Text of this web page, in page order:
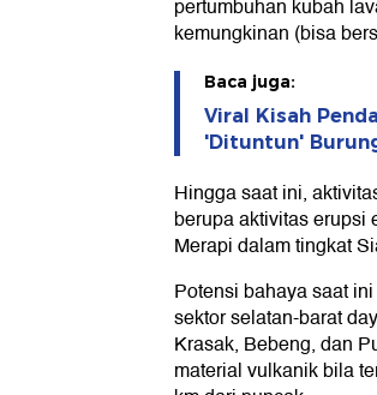
pertumbuhan kubah
kemungkinan (bisa
Baca juga:
Viral Kisah
'Dituntun'
Hingga saat ini,
berupa aktivitas erupsi
Merapi dalam tingkat
Potensi bahaya saat
sektor selatan-barat
Krasak, Bebeng, dan
material vulkanik bila